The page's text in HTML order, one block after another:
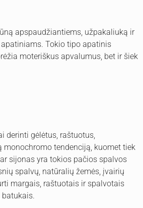
apspaudžiantiems, užpakaliuką ir
Tokio tipo apatinis
moteriškus apvalumus, bet ir šiek
derinti gėlėtus, raštuotus,
tendenciją, kuomet tiek
sijonas yra tokios pačios spalvos
spalvų, natūralių žemės, įvairių
margais, raštuotais ir spalvotais
batukais.